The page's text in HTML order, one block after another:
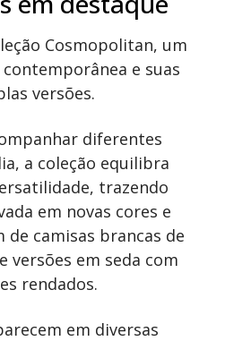
Cosmopolitan, um
e suas
versões.
diferentes
a coleção equilibra
trazendo
em novas cores e
de camisas brancas de
versões em seda com
rendados.
em diversas